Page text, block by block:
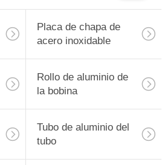
Placa de chapa de
acero inoxidable
Rollo de aluminio de
la bobina
Tubo de aluminio del
tubo